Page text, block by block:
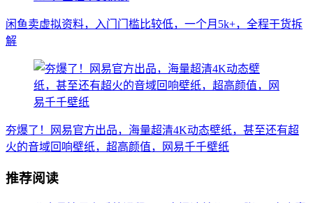
闲鱼卖虚拟资料，入门门槛比较低，一个月5k+，全程干货拆
解
夯爆了！网易官方出品，海量超清4K动态壁纸，甚至还有超
火的音域回响壁纸，超高颜值，网易千千壁纸
推荐阅读